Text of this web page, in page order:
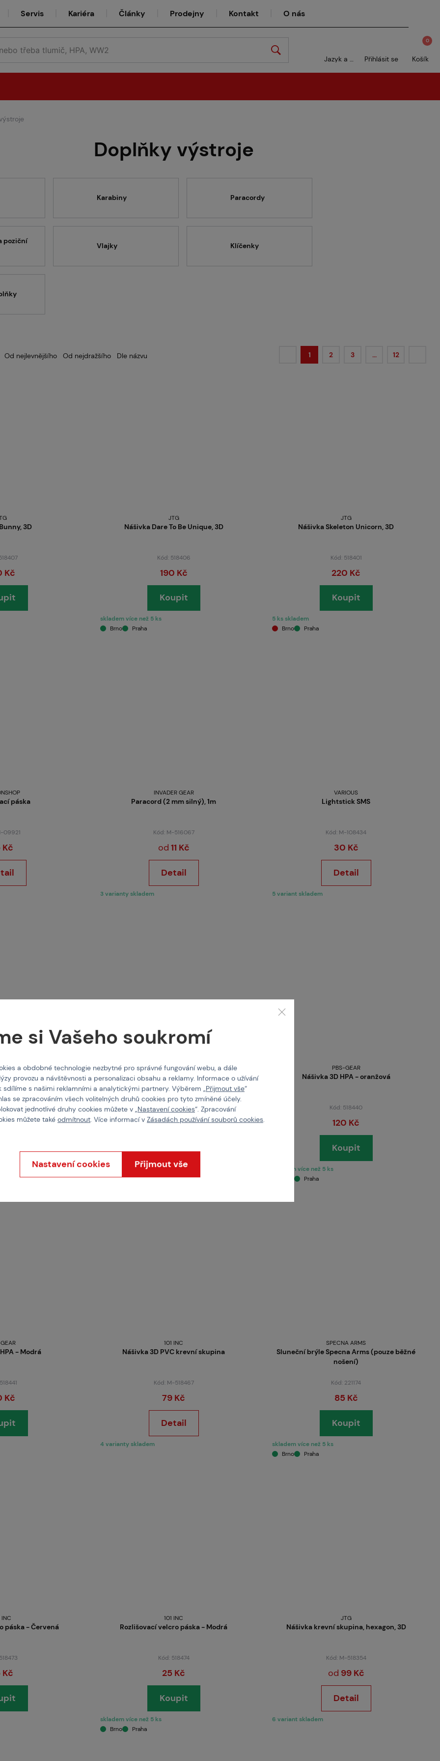
Servis Kariéra Články Prodejny Kontakt O nás
Jazyk a měna Přihlásit se
0
Košík
Doplňky výstroje
Karabiny Paracordy
poziční
Vlajky Klíčenky
Od nejlevnějšího Od nejdražšího Dle názvu 1 2 3 … 12
3D
Kč
JTG
Nášivka Dare To Be Unique, 3D
Kód: 518406
190 Kč
Koupit
skladem více než 5 ks
Brno
Praha
JTG
Nášivka Skeleton Unicorn, 3D
Kód: 518401
220 Kč
Koupit
5 ks skladem
Brno
Praha
páska
09921
Kč
INVADER GEAR
Paracord (2 mm silný), 1m
Kód: M-516067
od 11 Kč
Detail
3 varianty skladem
VARIOUS
Lightstick SMS
Kód: M-108434
30 Kč
Detail
5 variant skladem
Actionshop
518436
Kč
WOSPORT
Mini lightsticky 30 ks
Kód: M-108447
160 Kč
2 varianty skladem
PBS-GEAR
Nášivka 3D HPA - oranžová
Kód: 518440
120 Kč
Koupit
skladem více než 5 ks
Brno
Praha
- Modrá
Kč
101 INC
Nášivka 3D PVC krevní skupina
Kód: M-518467
79 Kč
Detail
4 varianty skladem
SPECNA ARMS
Sluneční brýle Specna Arms (pouze běžné
nošení)
Kód: 221174
85 Kč
Koupit
skladem více než 5 ks
Brno
Praha
INC
páska - Červená
Kč
101 INC
Rozlišovací velcro páska - Modrá
Kód: 518474
25 Kč
Koupit
skladem více než 5 ks
Brno
Praha
JTG
Nášivka krevní skupina, hexagon, 3D
Kód: M-518354
od 99 Kč
Detail
6 variant skladem
si Vašeho soukromí
a obdobné technologie nezbytné pro správné fungování webu, a dále
provozu a návštěvnosti a personalizaci obsahu a reklamy. Informace o užívání
sdílíme s našimi reklamními a analytickými partnery. Výběrem „Přijmout vše“
se zpracováním všech volitelných druhů cookies pro tyto zmíněné účely.
jednotlivé druhy cookies můžete v „Nastavení cookies“. Zpracování
můžete také odmítnout. Více informací v Zásadách používání souborů cookies.
Nastavení cookies Přijmout vše